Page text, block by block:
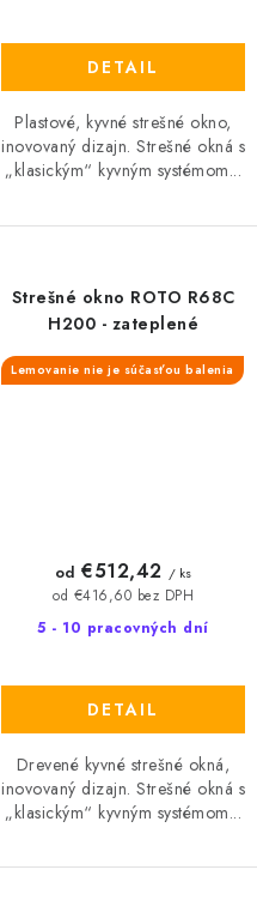
DETAIL
Plastové, kyvné strešné okno,
inovovaný dizajn. Strešné okná s
„klasickým“ kyvným systémom...
Strešné okno ROTO R68C
H200 - zateplené
Lemovanie nie je súčasťou balenia
5 - 10 pracovných dní
od €416,60 bez DPH
od €512,42 / ks
DETAIL
Drevené kyvné strešné okná,
inovovaný dizajn. Strešné okná s
„klasickým“ kyvným systémom...